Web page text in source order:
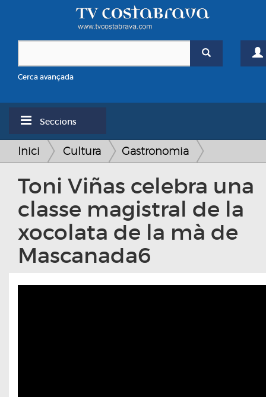
Cerca avançada
Seccions
Inici Cultura Gastronomia
Toni Viñas celebra una
classe magistral de la
xocolata de la mà de
Mascanada6